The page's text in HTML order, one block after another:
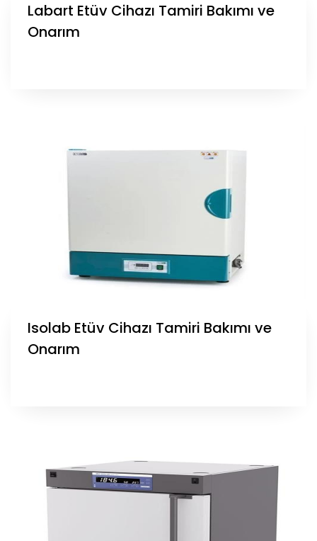
Labart Etüv Cihazı Tamiri Bakımı ve
Onarım
Isolab Etüv Cihazı Tamiri Bakımı ve
Onarım